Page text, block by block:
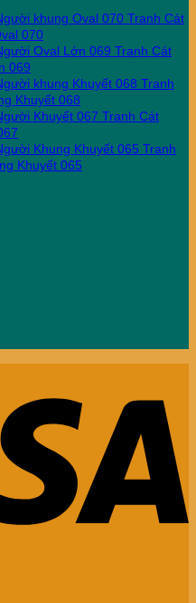
Tranh Cát
070
Tranh Cát
069
Tranh
Khuyết 068
Tranh Cát
Tranh
Khuyết 065